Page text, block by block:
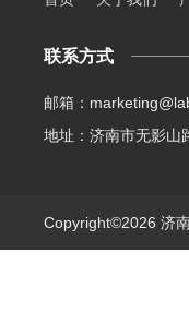
联系方式
邮箱：
地址：济南市无影山
Copyright©2026 济